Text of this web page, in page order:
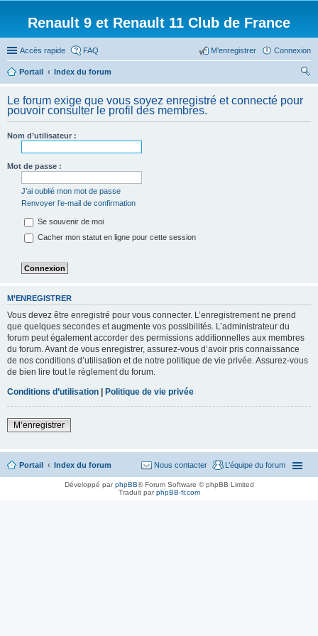
Renault 9 et Renault 11 Club de France
Accès rapide FAQ Connexion
M’enregistrer
Portail
Index du forum
her
ch
Le forum exige que vous soyez enregistré et connecté pour
pouvoir consulter le profil des membres.
Nom d’utilisateur :
Mot de passe :
J’ai oublié mon mot de passe
Renvoyer l’e-mail de confirmation
Se souvenir de moi
Cacher mon statut en ligne pour cette session
M’ENREGISTRER
Vous devez être enregistré pour vous connecter. L’enregistrement ne prend
que quelques secondes et augmente vos possibilités. L’administrateur du
forum peut également accorder des permissions additionnelles aux membres
du forum. Avant de vous enregistrer, assurez-vous d’avoir pris connaissance
de nos conditions d’utilisation et de notre politique de vie privée. Assurez-vous
de bien lire tout le règlement du forum.
Conditions d’utilisation | Politique de vie privée
M’enregistrer
Portail Index du forum L’équipe du forum
Nous contacter
Développé parphpBB® Forum Software © phpBB Limited
Traduit parphpBB-fr.com